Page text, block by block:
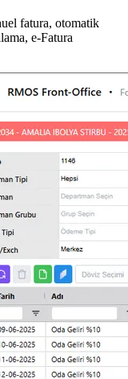
fatura, otomatik
e-Fatura